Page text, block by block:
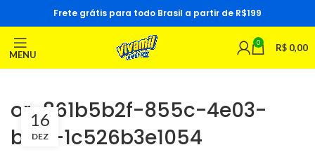
Frete grátis para todo Brasil a partir de R$199
MENU
0 R$ 0,00
or-861b5b2f-855c-4e03-
b271-1c526b3e1054
16
DEZ